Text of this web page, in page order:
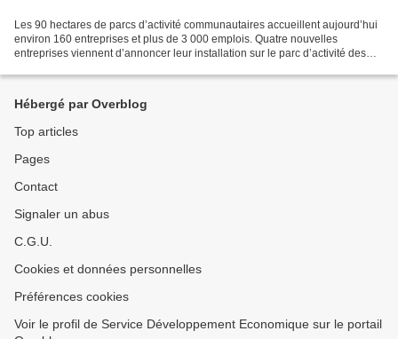
Les 90 hectares de parcs d’activité communautaires accueillent aujourd’hui
environ 160 entreprises et plus de 3 000 emplois. Quatre nouvelles
entreprises viennent d’annoncer leur installation sur le parc d’activité des
Hébergé par Overblog
Top articles
Pages
Contact
Signaler un abus
C.G.U.
Cookies et données personnelles
Préférences cookies
Voir le profil de Service Développement Economique sur le portail